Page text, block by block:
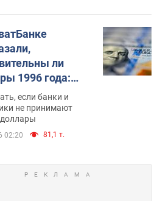
ли
1996 года:
ли
и банки
если банки и
не принимают
02:20 81,1 т.